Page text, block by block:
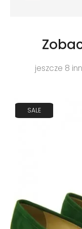
jeszcze 8
SALE